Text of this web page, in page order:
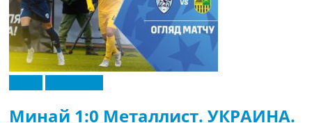
Минай 1:0 Металлист. УКРАИНА.